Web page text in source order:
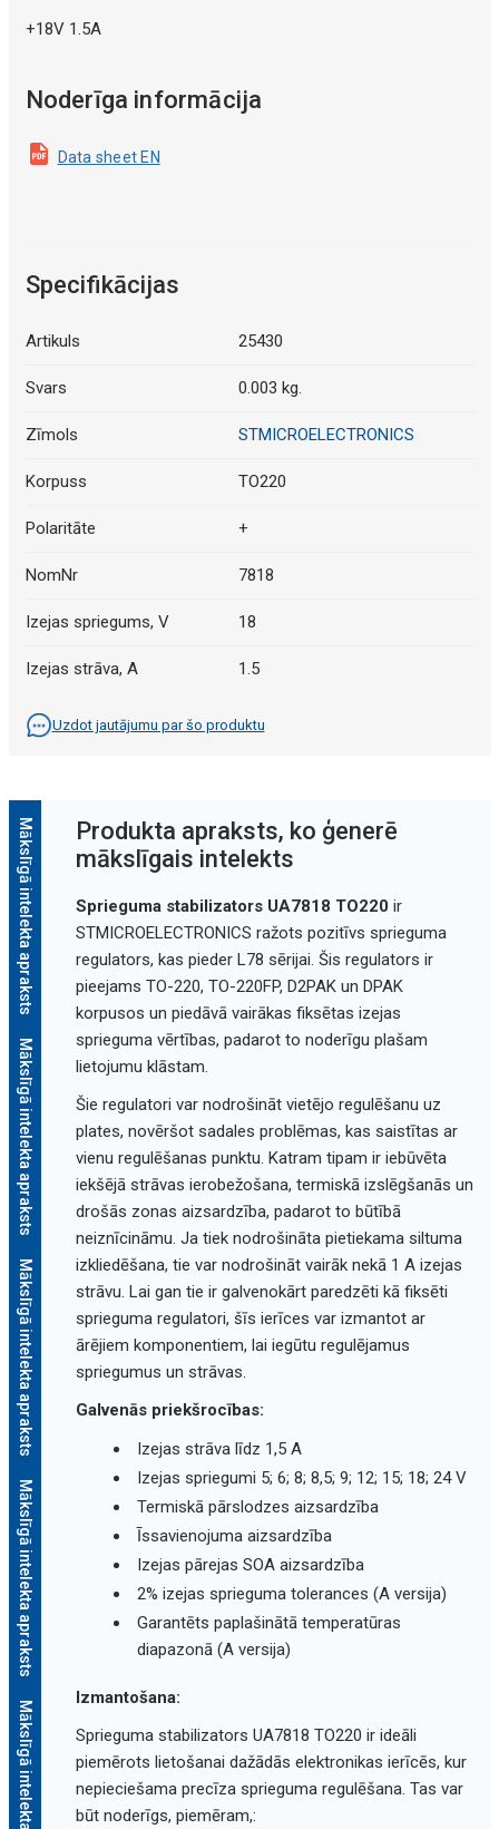
+18V 1.5A
Noderīga informācija
Data sheet EN
Specifikācijas
Artikuls 25430
Svars 0.003 kg.
Zīmols STMICROELECTRONICS
Korpuss TO220
Polaritāte +
NomNr 7818
Izejas spriegums, V 18
Izejas strāva, A 1.5
Uzdot jautājumu par šo produktu
Mākslīgā intelekta apraksts
Mākslīgā intelekta apraksts
Mākslīgā intelekta apraksts
Mākslīgā intelekta apraksts
Produkta apraksts, ko ģenerē
mākslīgais intelekts
Sprieguma stabilizators UA7818 TO220 ir
STMICROELECTRONICS ražots pozitīvs sprieguma
regulators, kas pieder L78 sērijai. Šis regulators ir
pieejams TO-220, TO-220FP, D2PAK un DPAK
korpusos un piedāvā vairākas fiksētas izejas
sprieguma vērtības, padarot to noderīgu plašam
lietojumu klāstam.
Šie regulatori var nodrošināt vietējo regulēšanu uz
plates, novēršot sadales problēmas, kas saistītas ar
vienu regulēšanas punktu. Katram tipam ir iebūvēta
iekšējā strāvas ierobežošana, termiskā izslēgšanās un
drošās zonas aizsardzība, padarot to būtībā
neiznīcināmu. Ja tiek nodrošināta pietiekama siltuma
izkliedēšana, tie var nodrošināt vairāk nekā 1 A izejas
strāvu. Lai gan tie ir galvenokārt paredzēti kā fiksēti
sprieguma regulatori, šīs ierīces var izmantot ar
ārējiem komponentiem, lai iegūtu regulējamus
spriegumus un strāvas.
Galvenās priekšrocības:
Izejas strāva līdz 1,5 A
Izejas spriegumi 5; 6; 8; 8,5; 9; 12; 15; 18; 24 V
Termiskā pārslodzes aizsardzība
Īssavienojuma aizsardzība
Izejas pārejas SOA aizsardzība
2% izejas sprieguma tolerances (A versija)
Garantēts paplašinātā temperatūras
diapazonā (A versija)
Izmantošana:
Sprieguma stabilizators UA7818 TO220 ir ideāli
piemērots lietošanai dažādās elektronikas ierīcēs, kur
nepieciešama precīza sprieguma regulēšana. Tas var
būt noderīgs, piemēram,: